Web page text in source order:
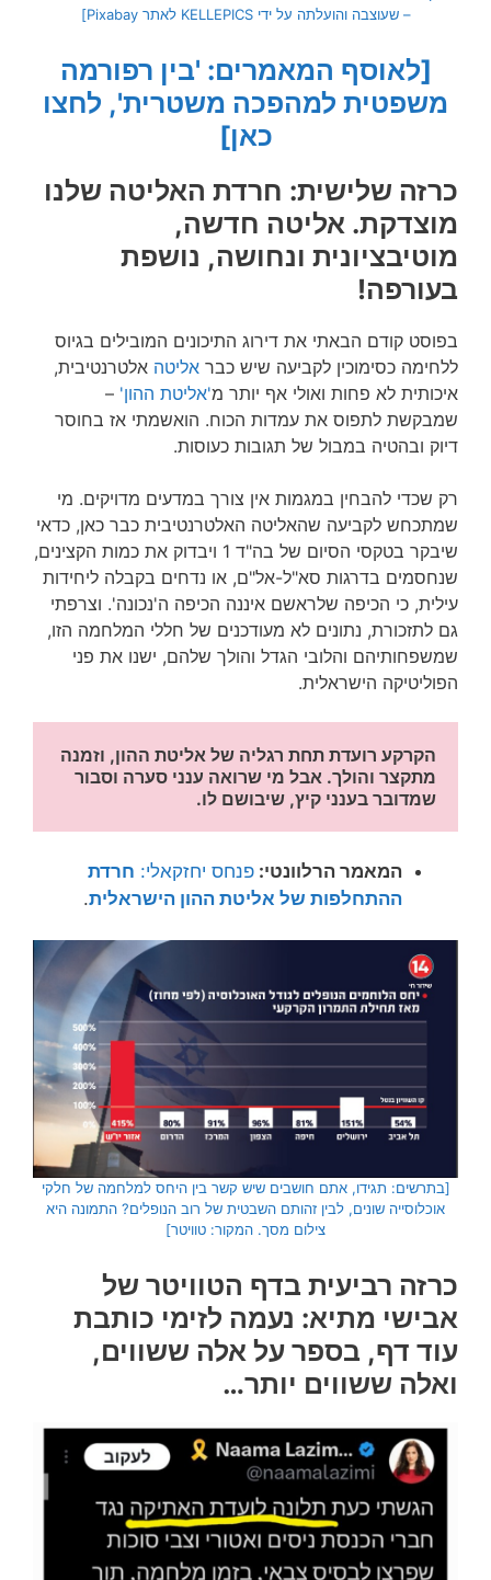
– שעוצבה והועלתה על ידי KELLEPICS לאתר Pixabay]
[לאוסף המאמרים: 'בין רפורמה
משפטית למהפכה משטרית', לחצו
כאן]
כרזה שלישית: חרדת האליטה שלנו
מוצדקת. אליטה חדשה,
מוטיבציונית ונחושה, נושפת
בעורפה!
בפוסט קודם הבאתי את דירוג התיכונים המובילים בגיוס
ללחימה כסימוכין לקביעה שיש כבר אליטה אלטרנטיבית,
איכותית לא פחות ואולי אף יותר מ'אליטת ההון' –
שמבקשת לתפוס את עמדות הכוח. הואשמתי אז בחוסר
דיוק ובהטיה במבול של תגובות כעוסות.
רק שכדי להבחין במגמות אין צורך במדעים מדויקים. מי
שמתכחש לקביעה שהאליטה האלטרנטיבית כבר כאן, כדאי
שיבקר בטקסי הסיום של בה"ד 1 ויבדוק את כמות הקצינים,
שנחסמים בדרגות סא"ל-אל"ם, או נדחים בקבלה ליחידות
עילית, כי הכיפה שלראשם איננה הכיפה ה'נכונה'. וצרפתי
גם לתזכורת, נתונים לא מעודכנים של חללי המלחמה הזו,
שמשפחותיהם והלובי הגדל והולך שלהם, ישנו את פני
הפוליטיקה הישראלית.
שמדובר בענני קיץ, שיבושם לו.
המאמר הרלוונטי: פנחס יחזקאלי: חרדת
ההתחלפות של אליטת ההון הישראלית.
[בתרשים: תגידו, אתם חושבים שיש קשר בין היחס למלחמה של חלקי
אוכלוסייה שונים, לבין זהותם השבטית של רוב הנופלים? התמונה היא
צילום מסך. המקור: טוויטר]
כרזה רביעית בדף הטוויטר של
אבישי מתיא: נעמה לזימי כותבת
עוד דף, בספר על אלה ששווים,
ואלה ששווים יותר…